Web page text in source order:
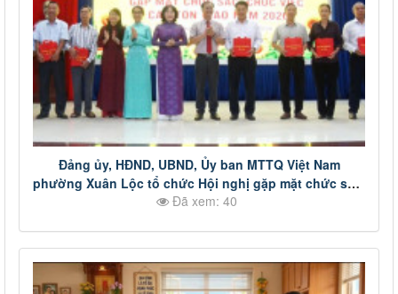
Đảng ủy, HĐND, UBND, Ủy ban MTTQ Việt Nam
phường Xuân Lộc tổ chức Hội nghị gặp mặt chức sắc,
chức việc các tôn giáo năm 2026
Đã xem: 40